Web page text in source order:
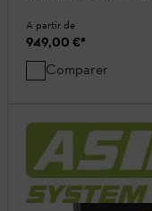
A partir de
949,00 €*
Comparer